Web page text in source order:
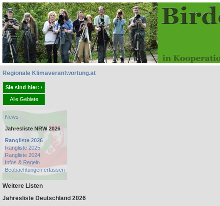
Regionale Klimaverantwortung.at
Sie sind hier: /
Alle Gebiete
News
Jahresliste NRW 2026
Rangliste 2026
Rangliste 2025
Rangliste 2024
Infos & Regeln
Beobachtungen erfassen
Weitere Listen
Jahresliste Deutschland 2026